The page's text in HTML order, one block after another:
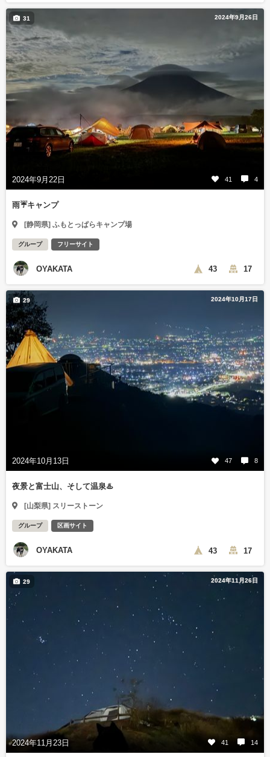
2024年9月26日
2024年9月22日 41 4
31
雨☔キャンプ
[静岡県] ふもとっぱらキャンプ場
グループ フリーサイト
OYAKATA 43 17
2024年10月17日
2024年10月13日 47 8
29
夜景と富士山、そして温泉♨️
[山梨県] スリーストーン
グループ 区画サイト
OYAKATA 43 17
2024年11月26日
2024年11月23日 41 14
29